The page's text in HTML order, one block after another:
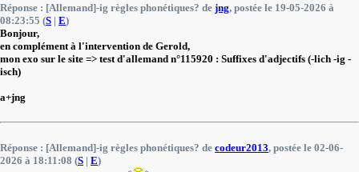
Réponse : [Allemand]-ig règles phonétiques? de jng, postée le 19-05-2026 à
08:23:55 (S | E)
Bonjour,
en complément à l'intervention de Gerold,
mon exo sur le site => test d'allemand n°115920 : Suffixes d'adjectifs (-lich -ig -
isch)
a+jng
Réponse : [Allemand]-ig règles phonétiques? de codeur2013, postée le 02-06-
2026 à 18:11:08 (S | E)